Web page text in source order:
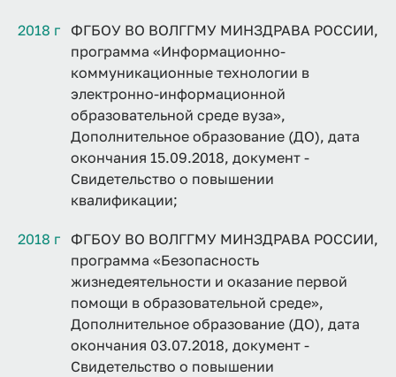
2018 г
ФГБОУ ВО ВОЛГГМУ МИНЗДРАВА РОССИИ,
программа «Информационно-
коммуникационные технологии в
электронно-информационной
образовательной среде вуза»,
Дополнительное образование (ДО), дата
окончания 15.09.2018, документ -
Свидетельство о повышении
квалификации;
2018 г
ФГБОУ ВО ВОЛГГМУ МИНЗДРАВА РОССИИ,
программа «Безопасность
жизнедеятельности и оказание первой
помощи в образовательной среде»,
Дополнительное образование (ДО), дата
окончания 03.07.2018, документ -
Свидетельство о повышении